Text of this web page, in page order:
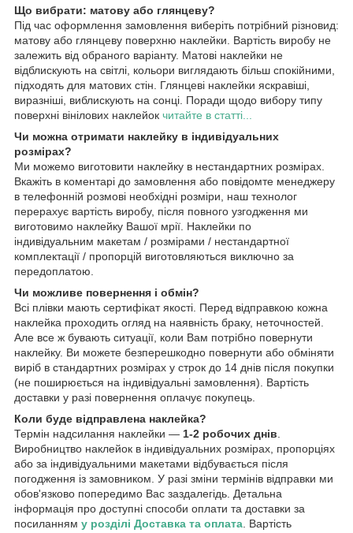
Що вибрати: матову або глянцеву?
Під час оформлення замовлення виберіть потрібний різновид:
матову або глянцеву поверхню наклейки. Вартість виробу не
залежить від обраного варіанту. Матові наклейки не
відблискують на світлі, кольори виглядають більш спокійними,
підходять для матових стін. Глянцеві наклейки яскравіші,
виразніші, виблискують на сонці. Поради щодо вибору типу
поверхні вінілових наклейок читайте в статті...
Чи можна отримати наклейку в індивідуальних
розмірах?
Ми можемо виготовити наклейку в нестандартних розмірах.
Вкажіть в коментарі до замовлення або повідомте менеджеру
в телефонній розмові необхідні розміри, наш технолог
перерахує вартість виробу, після повного узгодження ми
виготовимо наклейку Вашої мрії. Наклейки по
індивідуальним макетам / розмірами / нестандартної
комплектації / пропорцій виготовляються виключно за
передоплатою.
Чи можливе повернення і обмін?
Всі плівки мають сертифікат якості. Перед відправкою кожна
наклейка проходить огляд на наявність браку, неточностей.
Але все ж бувають ситуації, коли Вам потрібно повернути
наклейку. Ви можете безперешкодно повернути або обміняти
виріб в стандартних розмірах у строк до 14 днів після покупки
(не поширюється на індивідуальні замовлення). Вартість
доставки у разі повернення оплачує покупець.
Коли буде відправлена наклейка?
Термін надсилання наклейки — 1-2 робочих днів
Виробництво наклейок в індивідуальних розмірах, пропорціях
або за індивідуальними макетами відбувається після
погодження із замовником. У разі зміни термінів відправки ми
обов'язково попередимо Вас заздалегідь. Детальна
інформація про доступні способи оплати та доставки за
посиланням у розділі Доставка та оплата . Вартість